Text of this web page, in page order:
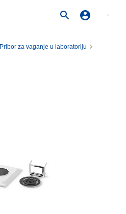
Pribor za vaganje u laboratoriju